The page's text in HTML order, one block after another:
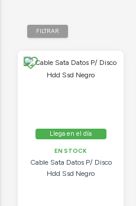
FILTRAR
Llega en el día
EN STOCK
Cable Sata Datos P/ Disco
Hdd Ssd Negro